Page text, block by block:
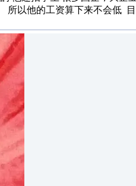
以他的工资算下来不会低